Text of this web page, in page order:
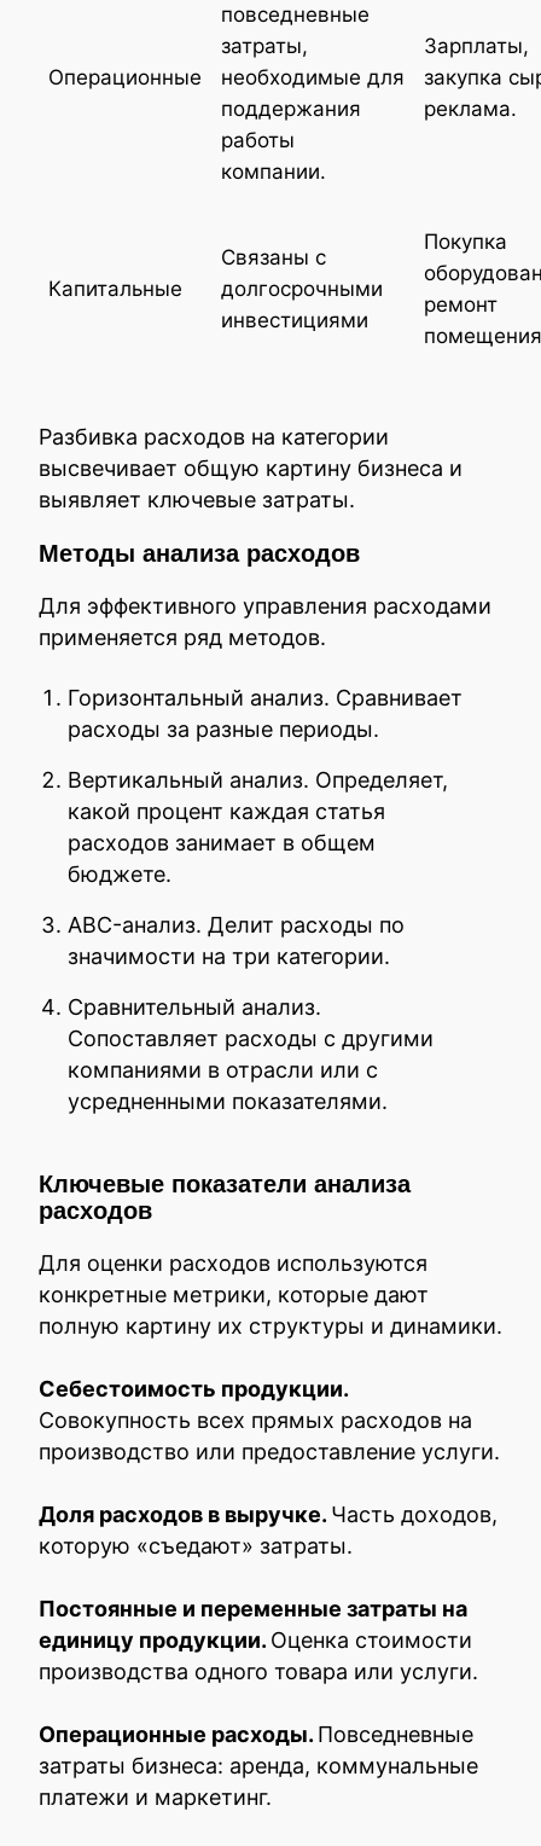
Операционные
повседневные
затраты,
необходимые для
поддержания
работы
компании.
Зарплаты,
закупка
реклама.
Капитальные
Связаны с
долгосрочными
инвестициями
Покупка
ремонт
Разбивка расходов на категории
высвечивает общую картину бизнеса и
выявляет ключевые затраты.
Методы анализа расходов
Для эффективного управления расходами
применяется ряд методов.
Горизонтальный анализ. Сравнивает
расходы за разные периоды.
Вертикальный анализ. Определяет,
какой процент каждая статья
расходов занимает в общем
бюджете.
ABC-анализ. Делит расходы по
значимости на три категории.
Сравнительный анализ.
Сопоставляет расходы с другими
компаниями в отрасли или с
усредненными показателями.
Ключевые показатели анализа
расходов
Для оценки расходов используются
конкретные метрики, которые дают
полную картину их структуры и динамики.
Себестоимость продукции.
Совокупность всех прямых расходов на
производство или предоставление услуги.
Доля расходов в выручке. Часть доходов,
которую «съедают» затраты.
Постоянные и переменные затраты на
единицу продукции. Оценка стоимости
производства одного товара или услуги.
Операционные расходы. Повседневные
затраты бизнеса: аренда, коммунальные
платежи и маркетинг.